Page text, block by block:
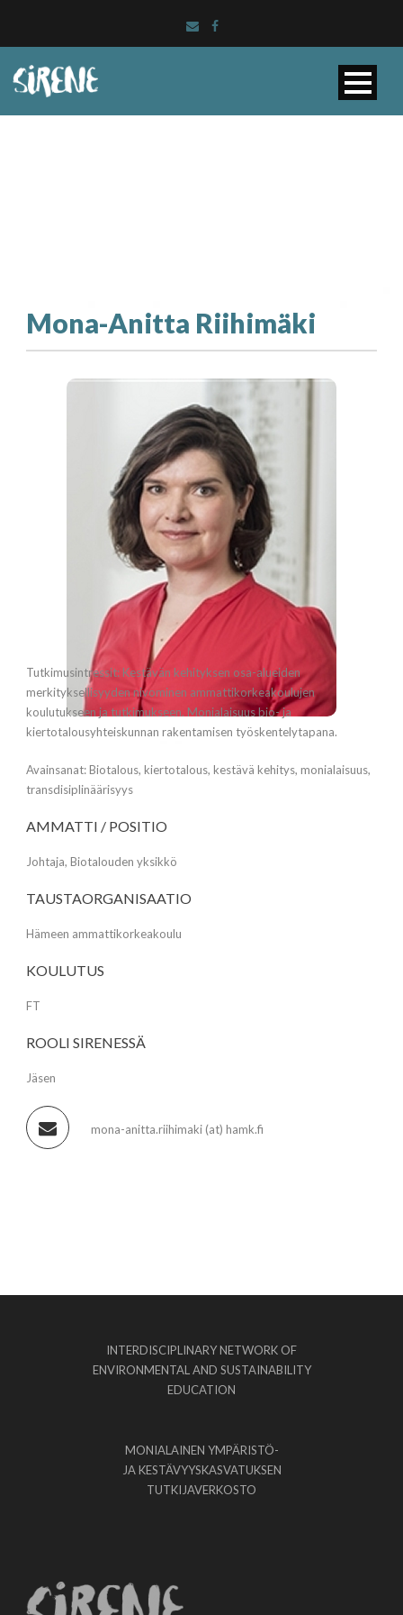
Mona-Anitta Riihimäki
Tutkimusintressit: Kestävän kehityksen osa-alueiden
merkityksellisyyden nivominen ammattikorkeakoulujen
koulutukseen ja tutkimukseen. Monialaisuus bio- ja
kiertotalousyhteiskunnan rakentamisen työskentelytapana.
Avainsanat: Biotalous, kiertotalous, kestävä kehitys, monialaisuus,
transdisiplinäärisyys
AMMATTI / POSITIO
Johtaja, Biotalouden yksikkö
TAUSTAORGANISAATIO
Hämeen ammattikorkeakoulu
KOULUTUS
FT
ROOLI SIRENESSÄ
Jäsen
mona-anitta.riihimaki (at) hamk.fi
INTERDISCIPLINARY NETWORK OF
ENVIRONMENTAL AND SUSTAINABILITY
EDUCATION
MONIALAINEN YMPÄRISTÖ-
JA KESTÄVYYSKASVATUKSEN
TUTKIJAVERKOSTO